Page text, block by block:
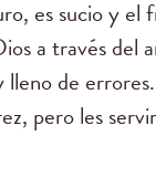
es sucio y
a través del
de
pero les